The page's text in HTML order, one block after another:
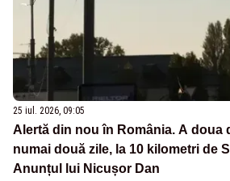
25 iul. 2026, 09:05
Alertă din nou în România. A doua
numai două zile, la 10 kilometri de
Anunțul lui Nicușor Dan